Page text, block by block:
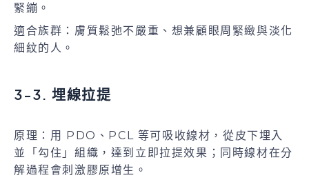
緊繃。
適合族群：膚質鬆弛不嚴重、想兼顧眼周緊緻與淡化
細紋的人。
3-3. 埋線拉提
原理：用 PDO、PCL 等可吸收線材，從皮下埋入
並「勾住」組織，達到立即拉提效果；同時線材在分
解過程會刺激膠原增生。